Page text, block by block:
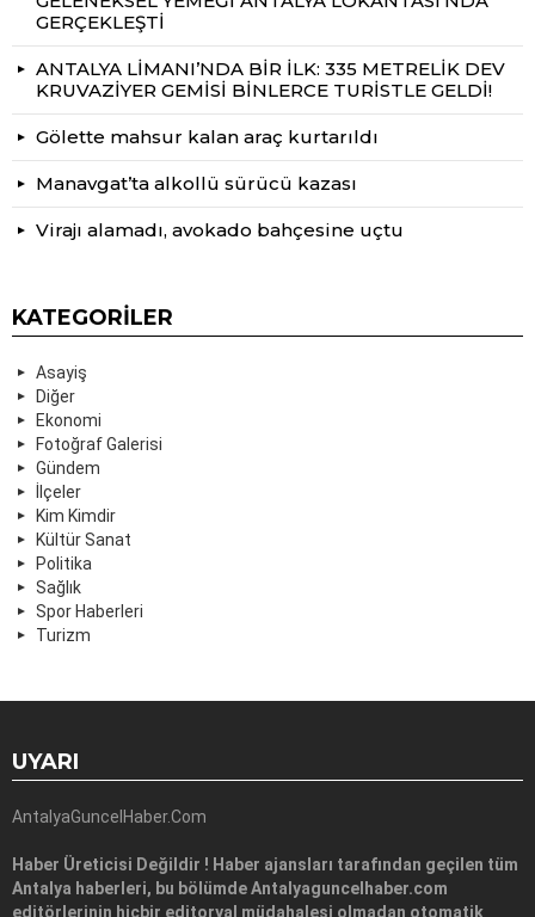
GERÇEKLEŞTİ
ANTALYA LİMANI’NDA BİR İLK: 335 METRELİK DEV
KRUVAZİYER GEMİSİ BİNLERCE TURİSTLE GELDİ!
Gölette mahsur kalan araç kurtarıldı
Manavgat’ta alkollü sürücü kazası
Virajı alamadı, avokado bahçesine uçtu
KATEGORILER
Asayiş
Diğer
Ekonomi
Fotoğraf Galerisi
Gündem
İlçeler
Kim Kimdir
Kültür Sanat
Politika
Sağlık
Spor Haberleri
Turizm
UYARI
AntalyaGuncelHaber.Com
Haber Üreticisi Değildir ! Haber ajansları tarafından geçilen tüm
Antalya haberleri, bu bölümde Antalyaguncelhaber.com
editörlerinin hiçbir editoryal müdahalesi olmadan otomatik